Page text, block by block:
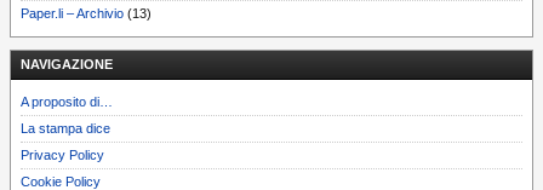
Paper.li – Archivio (13)
NAVIGAZIONE
A proposito di…
La stampa dice
Privacy Policy
Cookie Policy